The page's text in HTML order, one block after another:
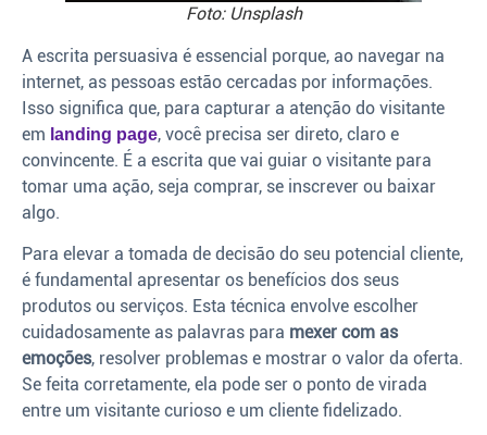
Foto: Unsplash
A escrita persuasiva é essencial porque, ao navegar na
internet, as pessoas estão cercadas por informações.
Isso significa que, para capturar a atenção do visitante
em landing page, você precisa ser direto, claro e
convincente. É a escrita que vai guiar o visitante para
tomar uma ação, seja comprar, se inscrever ou baixar
algo.
Para elevar a tomada de decisão do seu potencial cliente,
é fundamental apresentar os benefícios dos seus
produtos ou serviços. Esta técnica envolve escolher
cuidadosamente as palavras para mexer com as
emoções, resolver problemas e mostrar o valor da oferta.
Se feita corretamente, ela pode ser o ponto de virada
entre um visitante curioso e um cliente fidelizado.